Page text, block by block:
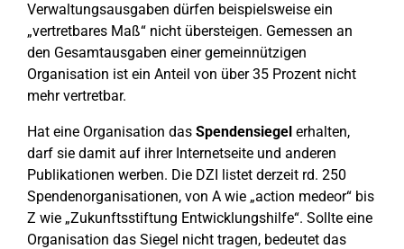
Verwaltungsausgaben dürfen beispielsweise ein
„vertretbares Maß“ nicht übersteigen. Gemessen an
den Gesamtausgaben einer gemeinnützigen
Organisation ist ein Anteil von über 35 Prozent nicht
mehr vertretbar.
Hat eine Organisation das Spendensiegel erhalten,
darf sie damit auf ihrer Internetseite und anderen
Publikationen werben. Die DZI listet derzeit rd. 250
Spendenorganisationen, von A wie „action medeor“ bis
Z wie „Zukunftsstiftung Entwicklungshilfe“. Sollte eine
Organisation das Siegel nicht tragen, bedeutet das